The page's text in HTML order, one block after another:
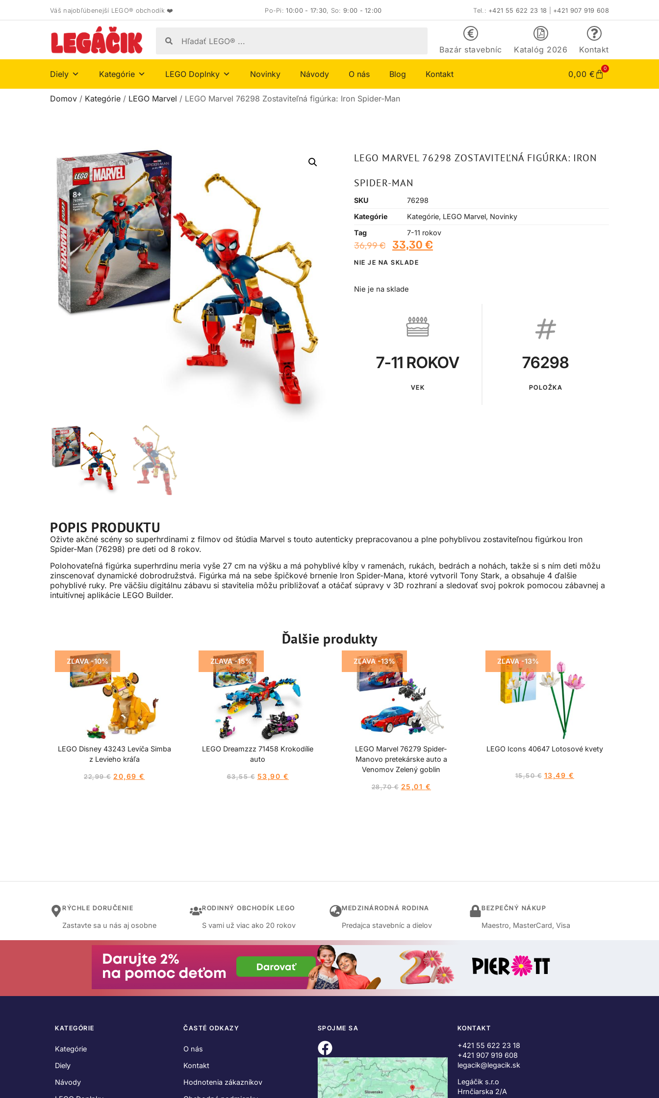
Váš najobľúbenejší LEGO® obchodík ❤️ Po-Pi:10:00 - 17:30, So:9:00 - 12:00 Tel.: +421 55 622 23 18 +421 907 919 608
Bazár stavebníc Katalóg 2026 Kontakt
Diely Kategórie LEGO Doplnky Novinky Návody O nás Blog Kontakt 0,00 €
0
Domov / Kategórie / LEGO Marvel / LEGO Marvel 76298 Zostaviteľná figúrka: Iron Spider-Man
LEGO MARVEL 76298 ZOSTAVITEĽNÁ FIGÚRKA: IRON
SPIDER-MAN
SKU
76298
Kategórie
Kategórie, LEGO Marvel, Novinky
Tag
7-11 rokov
36,99€ 33,30 €
NIE JE NA SKLADE
Nie je na sklade
7-11 ROKOV
VEK
76298
POLOŽKA
POPIS PRODUKTU
Oživte akčné scény so superhrdinami z filmov od štúdia Marvel s touto autenticky prepracovanou a plne pohyblivou zostaviteľnou figúrkou Iron
Spider-Man (76298) pre deti od 8 rokov.
Polohovateľná figúrka superhrdinu meria vyše 27 cm na výšku a má pohyblivé kĺby v ramenách, rukách, bedrách a nohách, takže si s ním deti môžu
zinscenovať dynamické dobrodružstvá. Figúrka má na sebe špičkové brnenie Iron Spider-Mana, ktoré vytvoril Tony Stark, a obsahuje 4 ďalšie
pohyblivé ruky. Pre väčšiu digitálnu zábavu si stavitelia môžu približovať a otáčať súpravy v 3D rozhraní a sledovať svoj pokrok pomocou zábavnej a
intuitívnej aplikácie LEGO Builder.
Ďalšie produkty
ZĽAVA -10%
LEGO Disney 43243 Levíča Simba
z Levieho kráľa
22,99€ 20,69 €
ZĽAVA -15%
LEGO Dreamzzz 71458 Krokodílie
auto
63,55€ 53,90 €
ZĽAVA -13%
LEGO Marvel 76279 Spider-
Manovo pretekárske auto a
Venomov Zelený goblin
28,70€ 25,01 €
ZĽAVA -13%
LEGO Icons 40647 Lotosové kvety
15,50€ 13,49 €
RÝCHLE DORUČENIE
Zastavte sa u nás aj osobne
RODINNÝ OBCHODÍK LEGO
S vami už viac ako 20 rokov
MEDZINÁRODNÁ RODINA
Predajca stavebníc a dielov
BEZPEČNÝ NÁKUP
Maestro, MasterCard, Visa
KATEGÓRIE
Kategórie
Diely
Návody
ČASTÉ ODKAZY
O nás
Kontakt
Hodnotenia zákazníkov
SPOJME SA KONTAKT
+421 55 622 23 18
+421 907 919 608
legacik@legacik.sk
Legáčik s.r.o
Hrnčiarska 2/A